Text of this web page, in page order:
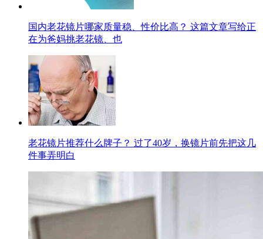
国内老花镜片哪家质量稳、性价比高？ 这篇文章写给正
在为爸妈挑老花镜、也
老花镜片推荐什么牌子？ 过了40岁，换镜片前先把这几
件事弄明白